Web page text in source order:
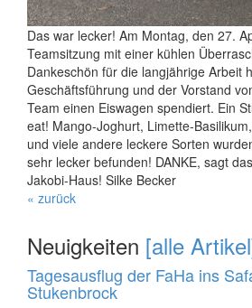
Das war lecker! Am Montag, den 27.
Teamsitzung mit einer kühlen
Dankeschön für die langjährige Arbeit
Geschäftsführung und der Vorstand
Team einen Eiswagen spendiert. Ein
eat! Mango-Joghurt, Limette-
und viele andere leckere Sorten
sehr lecker befunden! DANKE, sagt
Jakobi-Haus! Silke Becker
« zurück
Neuigkeiten [alle
Tagesausflug der FaHa ins
Stukenbrock